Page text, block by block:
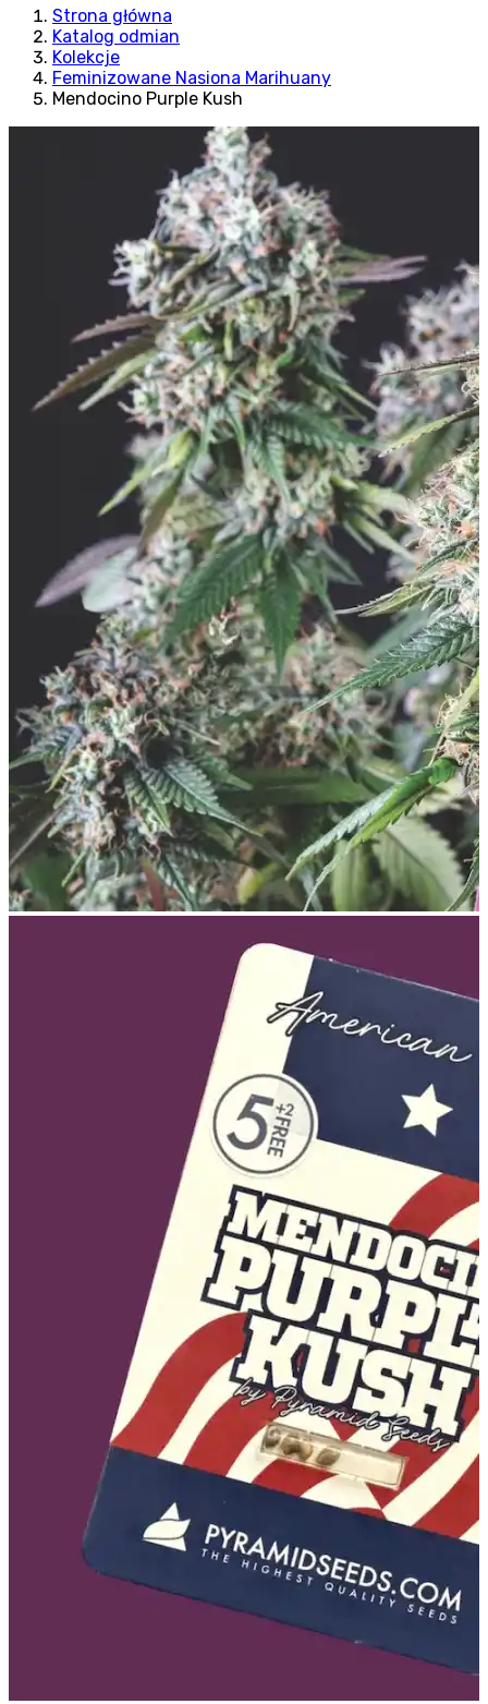
Strona główna
Katalog odmian
Kolekcje
Feminizowane Nasiona Marihuany
Mendocino Purple Kush